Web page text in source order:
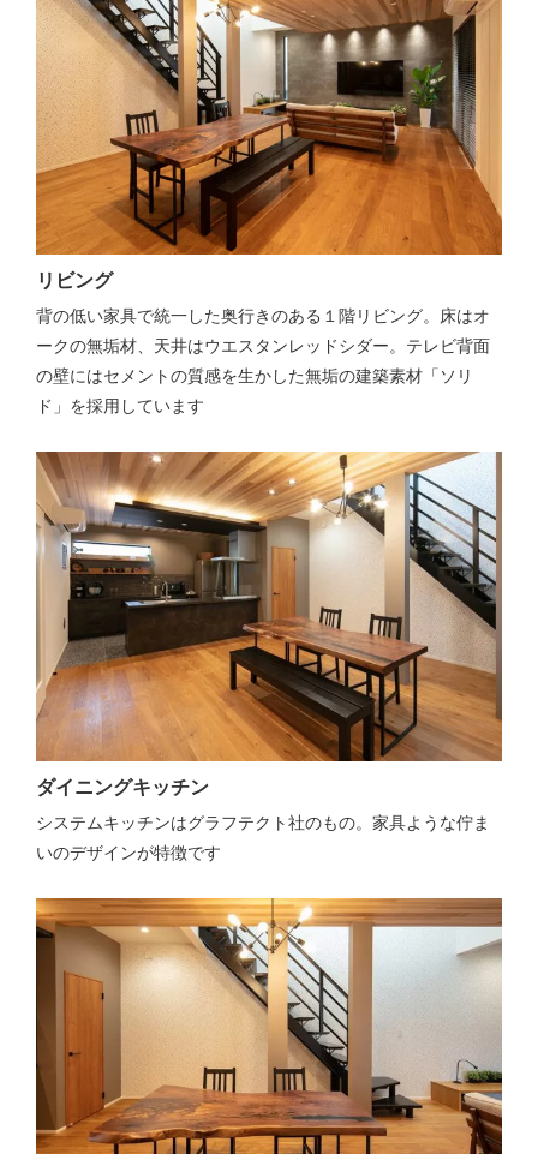
リビング
背の低い家具で統一した奥行きのある１階リビング。床はオ
ークの無垢材、天井はウエスタンレッドシダー。テレビ背面
の壁にはセメントの質感を生かした無垢の建築素材「ソリ
ド」を採用しています
ダイニングキッチン
システムキッチンはグラフテクト社のもの。家具ような佇ま
いのデザインが特徴です